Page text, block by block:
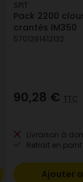
SPIT
Pack 2200
crantés IM350
5701291412132
90,28 € TTC
Livraison à
Retrait en
Ajouter